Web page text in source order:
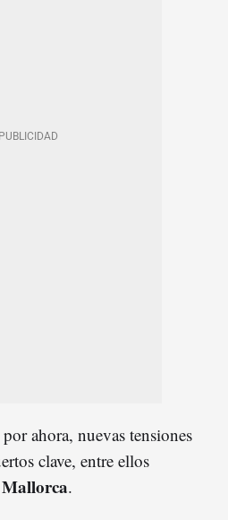
ahora, nuevas tensiones
clave, entre ellos
.